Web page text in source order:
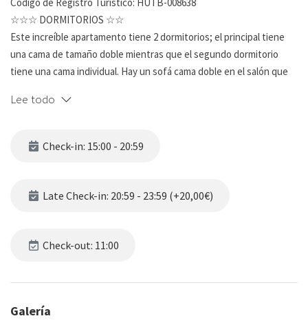
☆☆☆ DORMITORIOS ☆☆
Este increíble apartamento tiene 2 dormitorios; el principal tiene
una cama de tamaño doble mientras que el segundo dormitorio
tiene una cama individual. Hay un sofá cama doble en el salón que
también tiene acceso al balcón privado. Ambos dormitorios tienen
caliente.
Este apartamento dispone de una cocina completamente equipada
electrodomésticos que usted necesita hacer comidas fáciles de
Lee todo
Check-in: 15:00 - 20:59
Late Check-in: 20:59 - 23:59 (+20,00€)
Check-out: 11:00
Galería